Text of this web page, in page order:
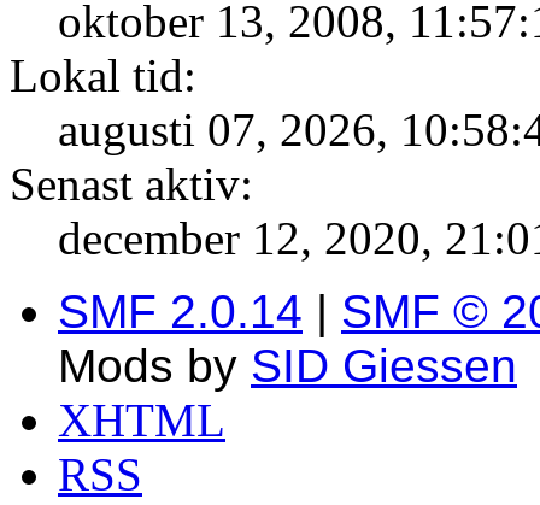
oktober 13, 2008,
Lokal tid:
augusti 07, 2026,
Senast aktiv:
december 12, 2020,
SMF 2.0.14 | SMF ©
Mods by SID Giessen
XHTML
RSS